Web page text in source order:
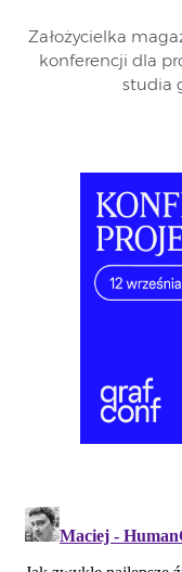
Założycielka
konferencji dla
studia